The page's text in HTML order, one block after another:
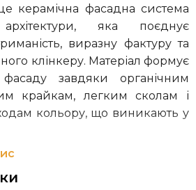
керамічна фасадна система
яка поєднує
виразну фактуру та
клінкеру. Матеріал формує
завдяки органічним
крайкам, легким сколам і
кольору, що виникають у
для облицювання фасадів
створювати цілісний